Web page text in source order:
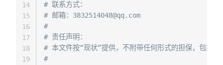
# 联系方式：
# 邮箱： 3832514048@qq.com
#
# 责任声明：
# 本文件按“现状”提供，不附带任何形式的担保，包括
#
14
15
16
17
18
19